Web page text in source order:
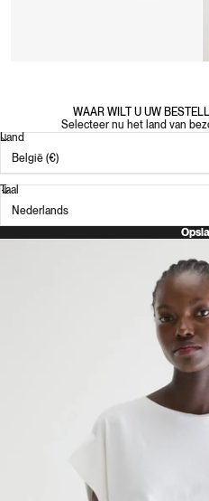
WAAR WILT U UW
Selecteer nu het land van
Land
Taal